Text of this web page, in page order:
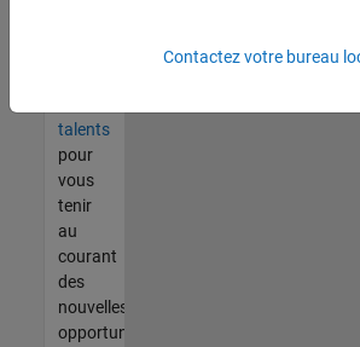
talents
pour
vous
tenir
au
courant
des
nouvelles
opportunités
Contactez votre bureau